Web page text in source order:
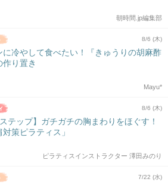
朝時間.jp編集部
8/6 (木)
に冷やして食べたい！『きゅうりの胡麻酢
り置き
Mayu*
8/6 (木)
ステップ】ガチガチの胸まわりをほぐす！
対策ピラティス」
ピラティスインストラクター 澤田みのり
7/22 (水)